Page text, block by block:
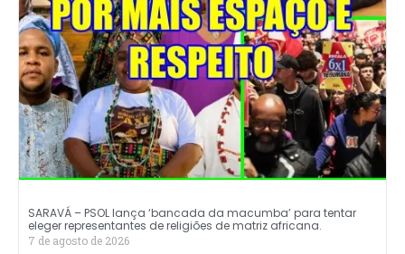
SARAVÁ – PSOL lança ‘bancada da macumba’ para tentar
eleger representantes de religiões de matriz africana.
7 de agosto de 2026